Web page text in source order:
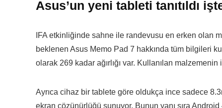
Asus’un yeni tableti tanıtıldı
IFA etkinliğinde sahne ile randevusu en erken olan
beklenen Asus Memo Pad 7 hakkında tüm bilgileri
olarak 269 kadar ağırlığı var. Kullanılan
Ayrıca cihaz bir tablete göre oldukça ince sadece
ekran çözünürlüğü sunuyor. Bunun yanı sıra